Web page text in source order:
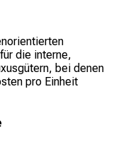
die interne,
bei denen
pro Einheit